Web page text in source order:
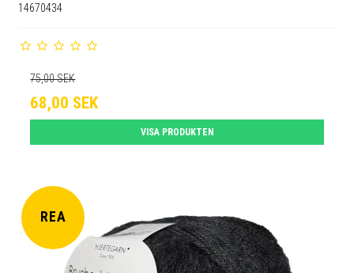
14670434
75,00 SEK
68,00 SEK
VISA PRODUKTEN
REA